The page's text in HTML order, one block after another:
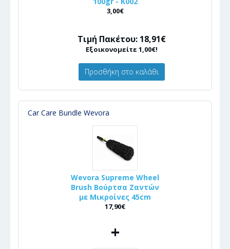
3,00€
Τιμή Πακέτου: 18,91€
Εξοικονομείτε 1,00€!
Προσθήκη στο καλάθι
Car Care Bundle Wevora
Wevora Supreme Wheel
Brush Βούρτσα Ζαντών
με Μικροίνες 45cm
17,90€
+